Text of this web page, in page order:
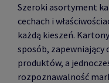
Szeroki asortyment
cechach i
każdą kieszeń.
sposób, zapewniający
produktów, a
rozpoznawalność